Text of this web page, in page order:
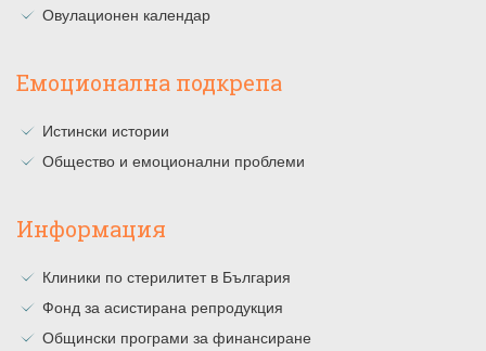
Овулационен календар
Емоционална подкрепа
Истински истории
Общество и емоционални проблеми
Информация
Клиники по стерилитет в България
Фонд за асистирана репродукция
Общински програми за финансиране